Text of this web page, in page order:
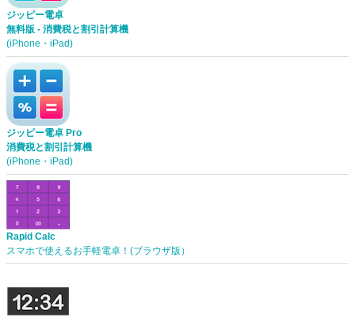
ジッピー電卓
無料版 - 消費税と割引計算機
(iPhone・iPad)
ジッピー電卓 Pro
消費税と割引計算機
(iPhone・iPad)
Rapid Calc
スマホで使えるお手軽電卓！(ブラウザ版）